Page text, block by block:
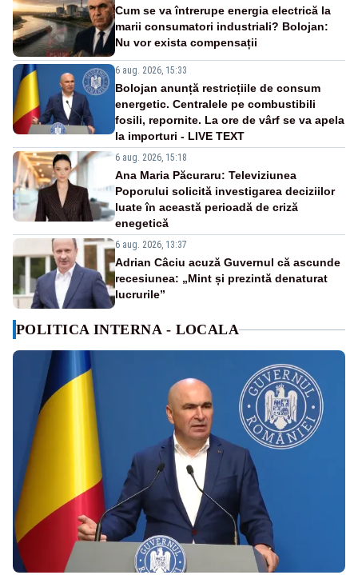
Cum se va întrerupe energia electrică la
marii consumatori industriali? Bolojan:
Nu vor exista compensații
6 aug. 2026, 15:33
Bolojan anunță restricțiile de consum
energetic. Centralele pe combustibili
fosili, repornite. La ore de vârf se va apela
la importuri - LIVE TEXT
6 aug. 2026, 15:18
Ana Maria Păcuraru: Televiziunea
Poporului solicită investigarea deciziilor
luate în această perioadă de criză
enegetică
6 aug. 2026, 13:37
Adrian Câciu acuză Guvernul că ascunde
recesiunea: „Mint și prezintă denaturat
lucrurile”
POLITICA INTERNA - LOCALA